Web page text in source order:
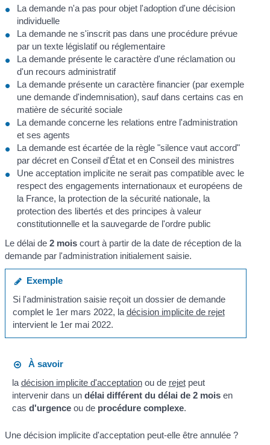
La demande n'a pas pour objet l'adoption d'une décision
individuelle
La demande ne s'inscrit pas dans une procédure prévue
par un texte législatif ou réglementaire
La demande présente le caractère d'une réclamation ou
d'un recours administratif
La demande présente un caractère financier (par exemple
une demande d'indemnisation), sauf dans certains cas en
matière de sécurité sociale
La demande concerne les relations entre l'administration
et ses agents
La demande est écartée de la règle "silence vaut accord"
par décret en Conseil d'État et en Conseil des ministres
Une acceptation implicite ne serait pas compatible avec le
respect des engagements internationaux et européens de
la France, la protection de la sécurité nationale, la
protection des libertés et des principes à valeur
constitutionnelle et la sauvegarde de l'ordre public
Le délai de2 mois court à partir de la date de réception de la
demande par l'administration initialement saisie.
Exemple
Si l'administration saisie reçoit un dossier de demande
complet le 1ermars 2022, la décision implicite de rejet
intervient le 1ermai 2022.
À savoir
la décision implicite d'acceptationou de rejetpeut
intervenir dans un délai différent du délai de 2 moisen
cas d'urgenceou de procédure complexe.
Une décision implicite d'acceptation peut-elle être annulée ?